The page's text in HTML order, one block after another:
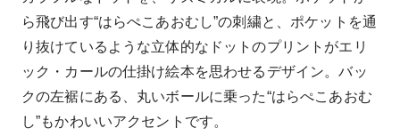
ら飛び出す“はらぺこあおむし”の刺繍と、ポケットを通
り抜けているような立体的なドットのプリントがエリ
ック・カールの仕掛け絵本を思わせるデザイン。バッ
クの左裾にある、丸いボールに乗った“はらぺこあおむ
し”もかわいいアクセントです。